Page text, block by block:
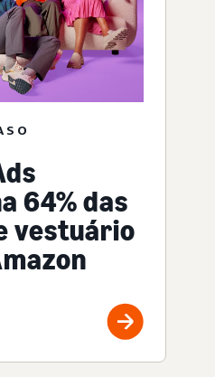
64% das
vestuário